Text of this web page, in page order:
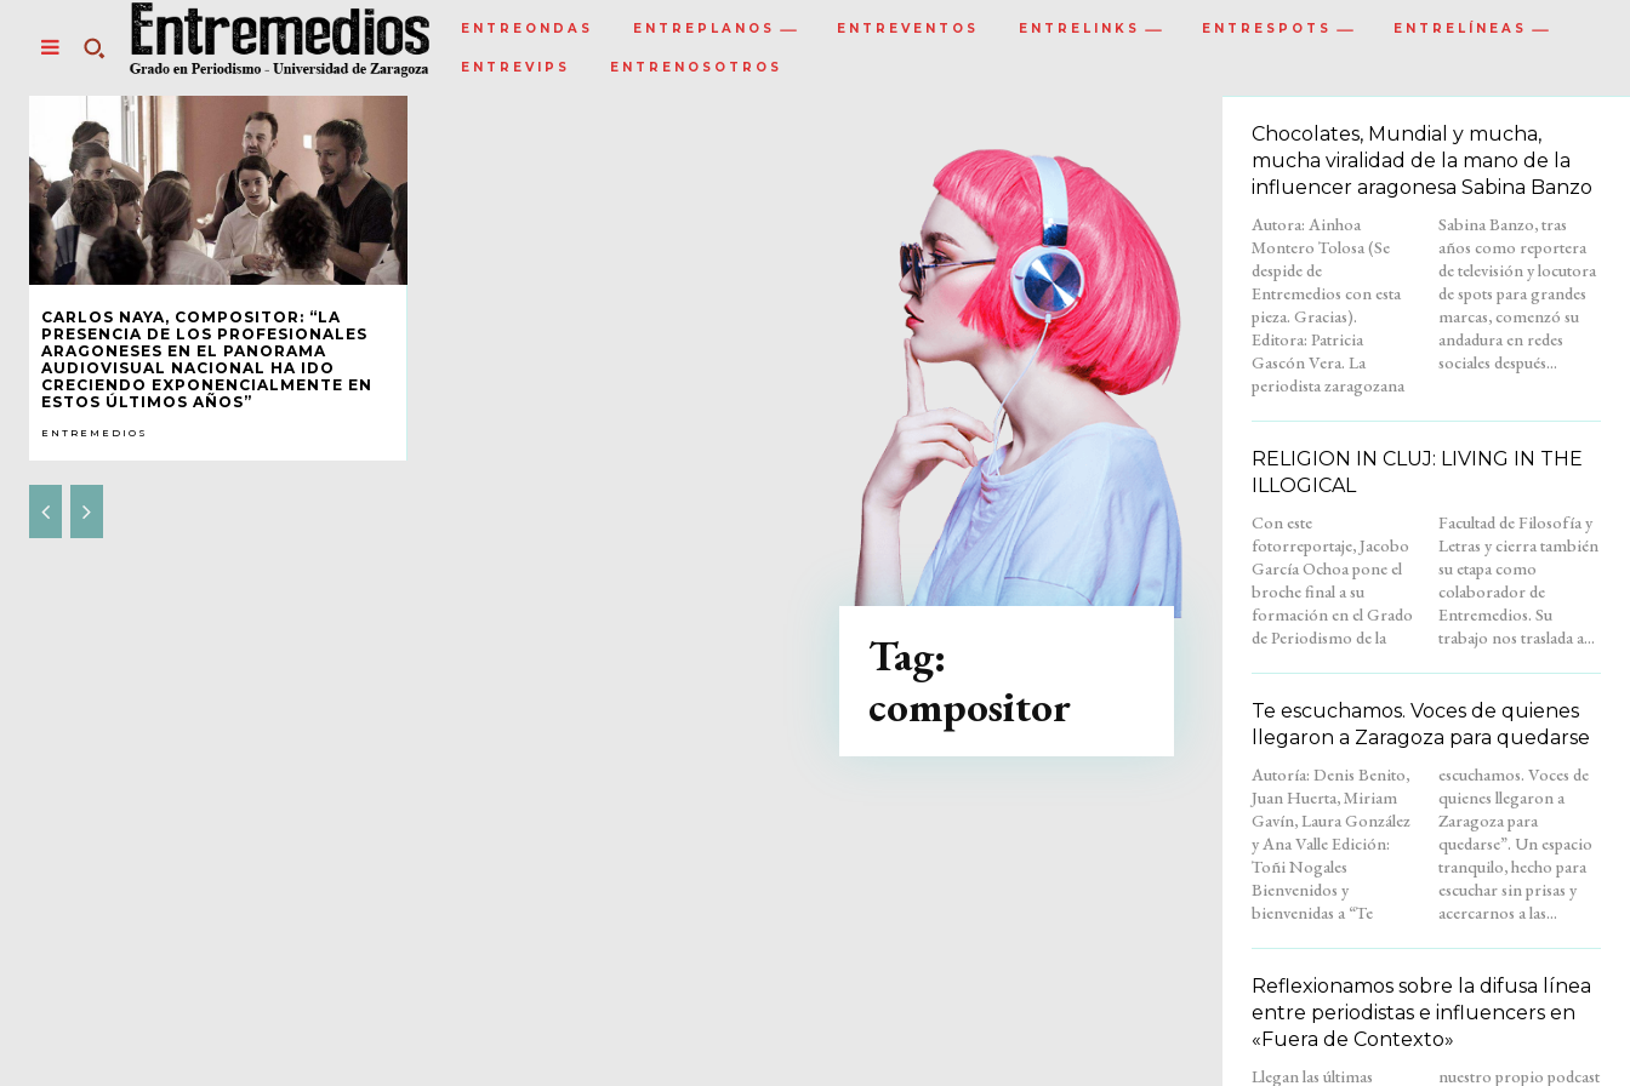
ENTREONDAS ENTREPLANOS ENTREVENTOS ENTRELINKS ENTRESPOTS ENTRELÍNEAS
ENTREVIPS ENTRENOSOTROS
CARLOS NAYA, COMPOSITOR: “LA
PRESENCIA DE LOS PROFESIONALES
ARAGONESES EN EL PANORAMA
AUDIOVISUAL NACIONAL HA IDO
CRECIENDO EXPONENCIALMENTE EN
ESTOS ÚLTIMOS AÑOS”
ENTREMEDIOS
Tag:
compositor
Chocolates, Mundial y mucha,
mucha viralidad de la mano de la
influencer aragonesa Sabina Banzo
Autora: Ainhoa
Montero Tolosa (Se
despide de
Entremedios con esta
pieza. Gracias).
Editora: Patricia
Gascón Vera. La
periodista zaragozana
Sabina Banzo, tras
años como reportera
de televisión y locutora
de spots para grandes
marcas, comenzó su
andadura en redes
sociales después...
RELIGION IN CLUJ: LIVING IN THE
ILLOGICAL
Con este
fotorreportaje, Jacobo
García Ochoa pone el
broche final a su
formación en el Grado
de Periodismo de la
Facultad de Filosofía y
Letras y cierra también
su etapa como
colaborador de
Entremedios. Su
trabajo nos traslada a...
Te escuchamos. Voces de quienes
llegaron a Zaragoza para quedarse
Autoría: Denis Benito,
Juan Huerta, Miriam
Gavín, Laura González
y Ana Valle Edición:
Toñi Nogales
Bienvenidos y
bienvenidas a “Te
escuchamos. Voces de
quienes llegaron a
Zaragoza para
quedarse”. Un espacio
tranquilo, hecho para
escuchar sin prisas y
acercarnos a las...
Reflexionamos sobre la difusa línea
entre periodistas e influencers en
«Fuera de Contexto»
Llegan las últimas
nuestro propio podcast